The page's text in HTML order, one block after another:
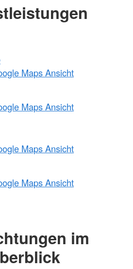
Maps Ansicht
Maps Ansicht
Maps Ansicht
Maps Ansicht
im